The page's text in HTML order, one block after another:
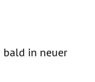
bald in neuer